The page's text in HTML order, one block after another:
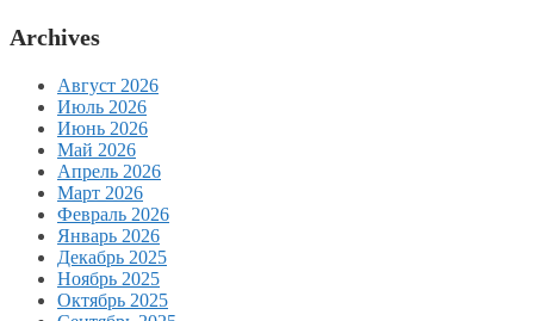
Archives
Август 2026
Июль 2026
Июнь 2026
Май 2026
Апрель 2026
Март 2026
Февраль 2026
Январь 2026
Декабрь 2025
Ноябрь 2025
Октябрь 2025